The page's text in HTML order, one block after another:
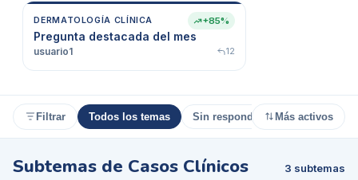
DERMATOLOGÍA CLÍNICA +85%
Pregunta destacada del mes
usuario1 12
Filtrar Todos los temas Sin responder 18 Con
Más activos
Subtemas de Casos Clínicos 3 subtemas